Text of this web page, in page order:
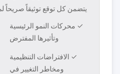
يتضمن كل توقع توثيقاً صريحاً
✓ محركات النمو الرئيسية
وتأثيرها المفترض
✓ الافتراضات التنظيمية
ومخاطر التغيير في